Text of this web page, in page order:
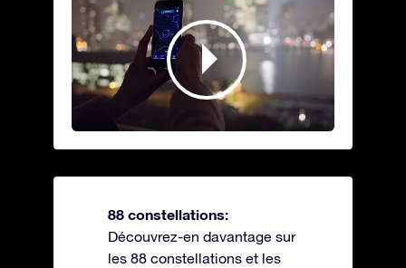
88 constellations:
Découvrez-en davantage sur
les 88 constellations et les